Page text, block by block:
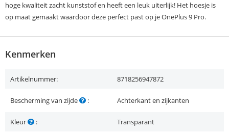
hoge kwaliteit zacht kunststof en heeft een leuk uiterlijk! Het hoesje is
op maat gemaakt waardoor deze perfect past op je OnePlus 9 Pro.
Kenmerken
Artikelnummer: 8718256947872
Bescherming van zijde : Achterkant en zijkanten
Kleur : Transparant